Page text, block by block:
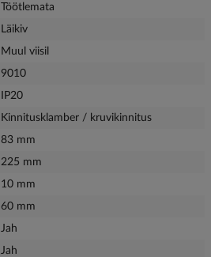
Töötlemata
Läikiv
Muul viisil
9010
IP20
Kinnitusklamber / kruvikinnitus
83 mm
225 mm
10 mm
60 mm
Jah
Jah